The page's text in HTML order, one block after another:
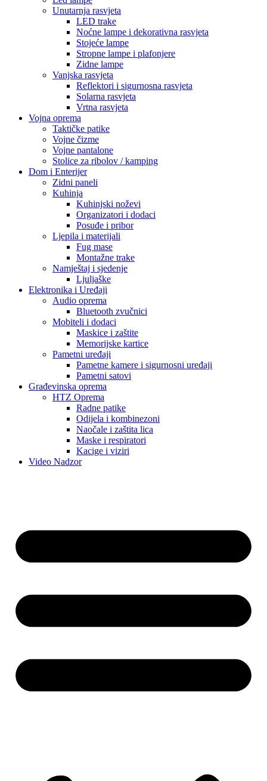
Unutarnja rasvjeta
LED trake
Noćne lampe i dekorativna rasvjeta
Stojeće lampe
Stropne lampe i plafonjere
Zidne lampe
Vanjska rasvjeta
Reflektori i sigurnosna rasvjeta
Solarna rasvjeta
Vrtna rasvjeta
Vojna oprema
Taktičke patike
Vojne čizme
Vojne pantalone
Stolice za ribolov / kamping
Dom i Enterijer
Zidni paneli
Kuhinja
Kuhinjski noževi
Organizatori i dodaci
Posuđe i pribor
Ljepila i materijali
Fug mase
Montažne trake
Namještaj i sjedenje
Ljuljaške
Elektronika i Uređaji
Audio oprema
Bluetooth zvučnici
Mobiteli i dodaci
Maskice i zaštite
Memorijske kartice
Pametni uređaji
Pametne kamere i sigurnosni uređaji
Pametni satovi
Građevinska oprema
HTZ Oprema
Radne patike
Odijela i kombinezoni
Naočale i zaštita lica
Maske i respiratori
Kacige i viziri
Video Nadzor